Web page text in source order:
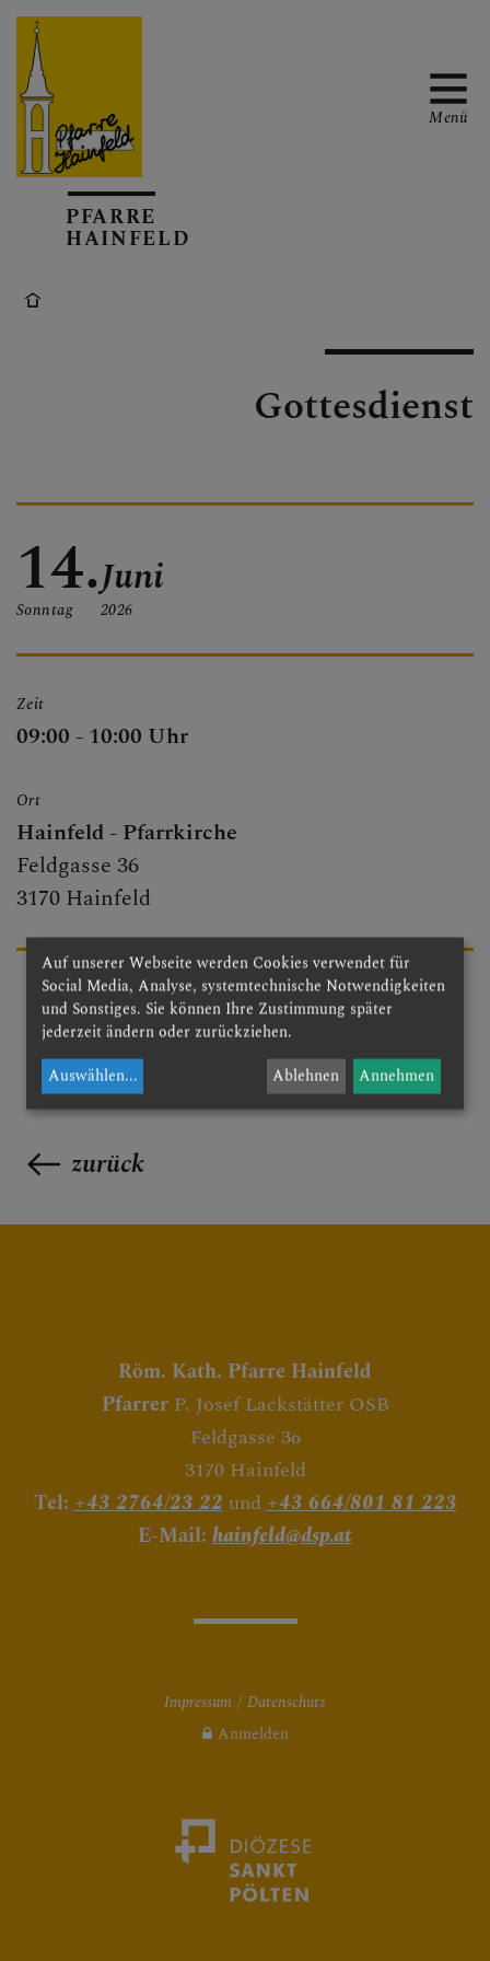
AKTUELL
GOTTESDIENSTE
PFARRBRIEF
PFARRKIRCHE
PFARRTEAM
FOTOGALERIE
GRUPPEN & RUNDEN
PFARRE
HAINFELD
Menü
Gottesdienst
14.
Sonntag
Juni
2026
Zeit
09:00 - 10:00 Uhr
Ort
Hainfeld - Pfarrkirche
Feldgasse 36
3170 Hainfeld
zurück
Röm. Kath. Pfarre Hainfeld
Pfarrer P. Josef Lackstätter OSB
Feldgasse 36
3170 Hainfeld
Tel: +43 2764/23 22und+43 664/801 81 223
E-Mail: hainfeld@dsp.at
Impressum
Datenschutz
Anmelden
Auf unserer Webseite werden Cookies verwendet für
Social Media, Analyse, systemtechnische Notwendigkeiten
und Sonstiges. Sie können Ihre Zustimmung später
jederzeit ändern oder zurückziehen.
Auswählen... Ablehnen Annehmen